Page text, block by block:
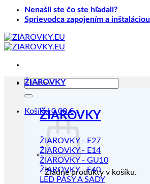
Nenašli ste čo ste hľadali?
Sprievodca zapojením a inštaláciou
Hľadať:
Košík /0.00€
Žiadne produkty v košíku.
ŽIAROVKY
ŽIAROVKY
ŽIAROVKY - E27
ŽIAROVKY - E14
ŽIAROVKY - GU10
ŽIAROVKY - E40
LED PÁSY A SADY